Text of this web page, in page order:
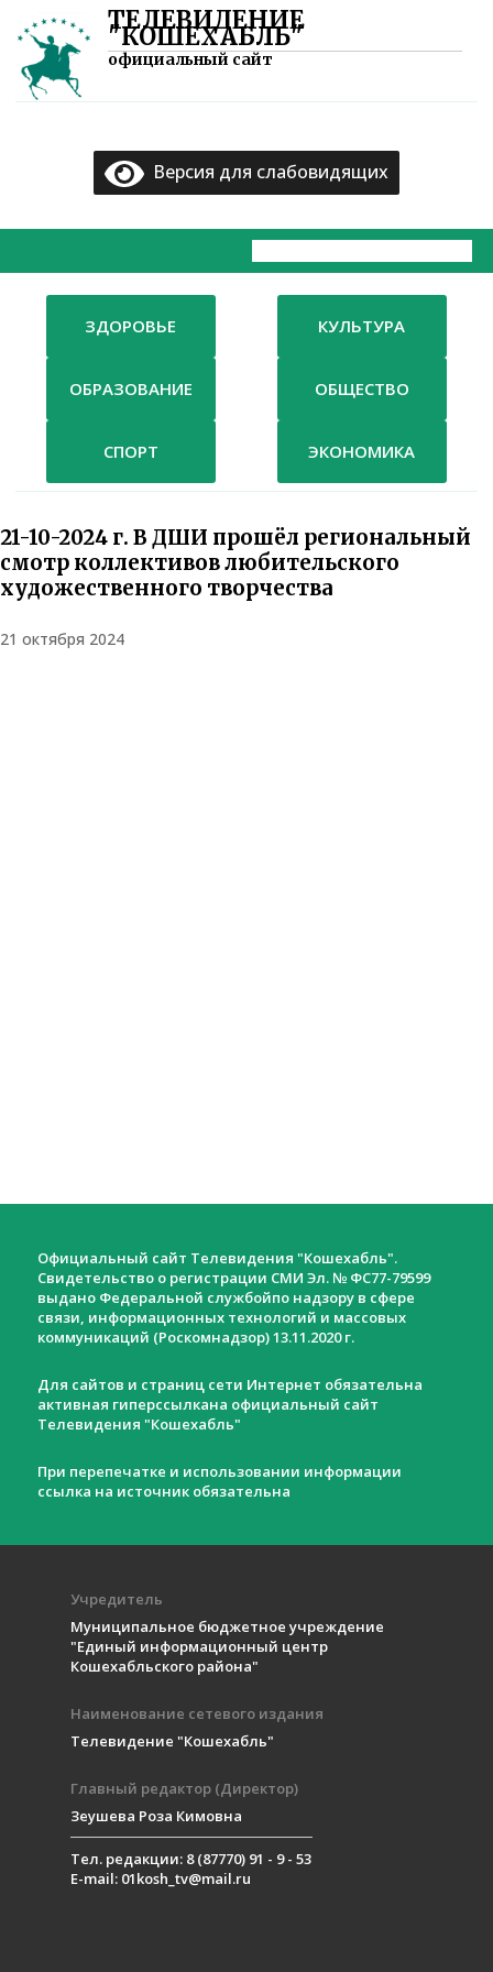
ТЕЛЕВИДЕНИЕ
"КОШЕХАБЛЬ"
официальный сайт
Версия для слабовидящих
×
Главная
Документы
Компания
Контакты
ЗДОРОВЬЕ КУЛЬТУРА
ОБРАЗОВАНИЕ ОБЩЕСТВО
СПОРТ ЭКОНОМИКА
21-10-2024 г. В ДШИ прошёл региональный
смотр коллективов любительского
художественного творчества
21 октября 2024
Официальный сайт Телевидения "Кошехабль".
Свидетельство о регистрации СМИ Эл. № ФС77-79599
выдано Федеральной службойпо надзору в сфере
связи, информационных технологий и массовых
коммуникаций (Роскомнадзор) 13.11.2020 г.
Для сайтов и страниц сети Интернет обязательна
активная гиперссылкана официальный сайт
Телевидения "Кошехабль"
При перепечатке и использовании информации
ссылка на источник обязательна
Учредитель
Муниципальное бюджетное учреждение
"Единый информационный центр
Кошехабльского района"
Наименование сетевого издания
Телевидение "Кошехабль"
Главный редактор (Директор)
Зеушева Роза Кимовна
Тел. редакции: 8 (87770) 91 - 9 - 53
E-mail: 01kosh_tv@mail.ru